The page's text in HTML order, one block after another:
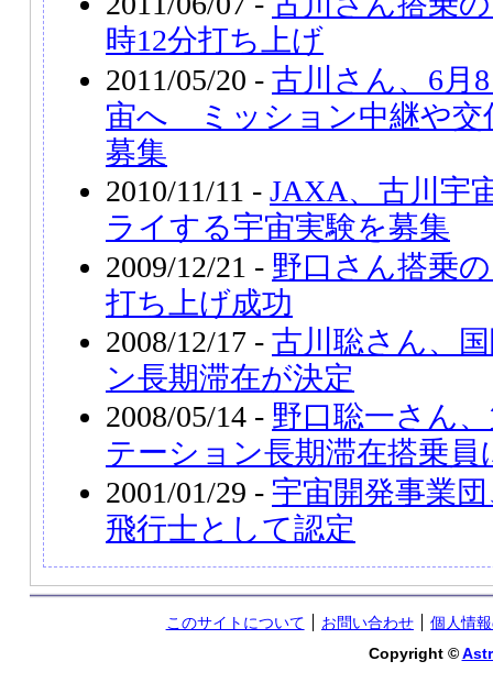
時12分打ち上げ
2011/05/20 - 古川さん、6月
宙へ ミッション中継や交
募集
2010/11/11 - JAXA、古川宇
ライする宇宙実験を募集
2009/12/21 - 野口さん搭乗
打ち上げ成功
2008/12/17 - 古川聡さん、
ン長期滞在が決定
2008/05/14 - 野口聡一さん
テーション長期滞在搭乗員
2001/01/29 - 宇宙開発事業
飛行士として認定
このサイトについて お問い合わせ
個人情
Copyright ©